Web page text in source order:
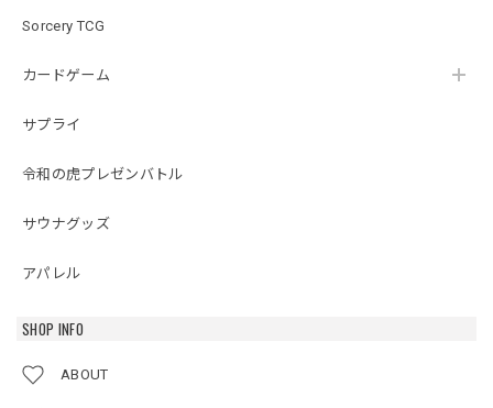
Sorcery TCG
カードゲーム
サプライ
令和の虎プレゼンバトル
サウナグッズ
アパレル
SHOP INFO
ABOUT